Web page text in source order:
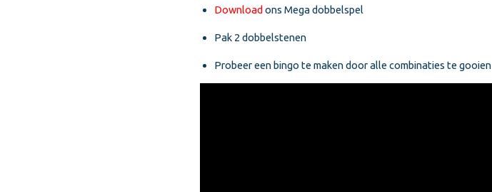
Download ons Mega dobbelspel
Pak 2 dobbelstenen
Probeer een bingo te maken door alle combinaties te gooien